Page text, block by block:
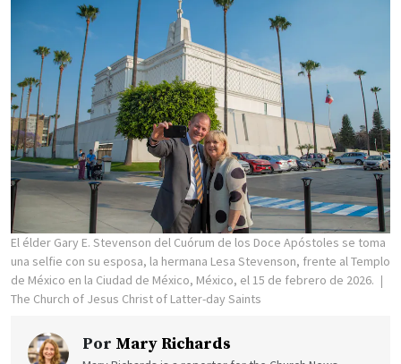
El élder Gary E. Stevenson del Cuórum de los Doce Apóstoles se toma
una selfie con su esposa, la hermana Lesa Stevenson, frente al Templo
de México en la Ciudad de México, México, el 15 de febrero de 2026.
The Church of Jesus Christ of Latter-day Saints
Por Mary Richards